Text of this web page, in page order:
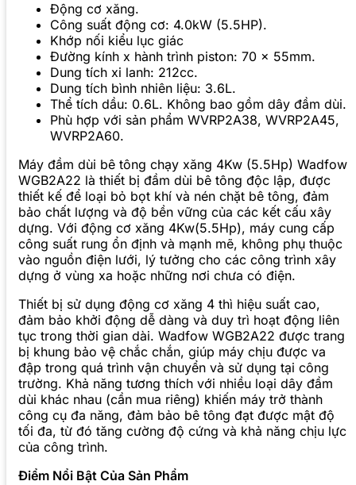
Động cơ xăng.
Công suất động cơ: 4.0kW (5.5HP).
Khớp nối kiểu lục giác
Đường kính x hành trình piston: 70 x 55mm.
Dung tích xi lanh: 212cc.
Dung tích bình nhiên liệu: 3.6L.
Thể tích dầu: 0.6L. Không bao gồm dây đầm dùi.
Phù hợp với sản phẩm WVRP2A38, WVRP2A45,
WVRP2A60.
Máy đầm dùi bê tông chạy xăng 4Kw (5.5Hp) Wadfow
WGB2A22 là thiết bị đầm dùi bê tông độc lập, được
thiết kế để loại bỏ bọt khí và nén chặt bê tông, đảm
bảo chất lượng và độ bền vững của các kết cấu xây
dựng. Với động cơ xăng 4Kw(5.5Hp), máy cung cấp
công suất rung ổn định và mạnh mẽ, không phụ thuộc
vào nguồn điện lưới, lý tưởng cho các công trình xây
dựng ở vùng xa hoặc những nơi chưa có điện.
Thiết bị sử dụng động cơ xăng 4 thì hiệu suất cao,
đảm bảo khởi động dễ dàng và duy trì hoạt động liên
tục trong thời gian dài. Wadfow WGB2A22 được trang
bị khung bảo vệ chắc chắn, giúp máy chịu được va
đập trong quá trình vận chuyển và sử dụng tại công
trường. Khả năng tương thích với nhiều loại dây đầm
dùi khác nhau (cần mua riêng) khiến máy trở thành
công cụ đa năng, đảm bảo bê tông đạt được mật độ
tối đa, từ đó tăng cường độ cứng và khả năng chịu lực
của công trình.
Điểm Nổi Bật Của Sản Phẩm